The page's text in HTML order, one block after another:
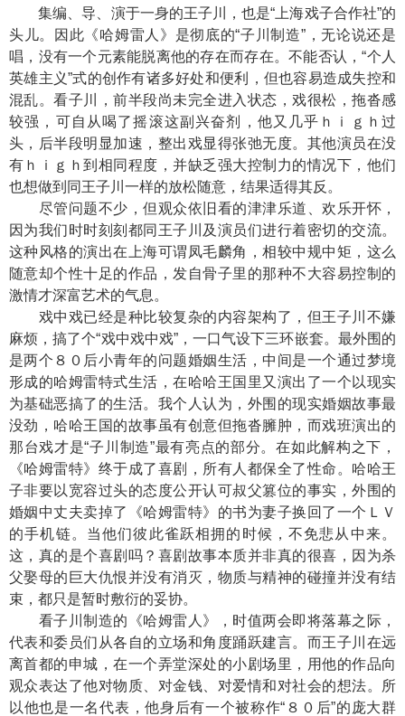
集编、导、演于一身的王子川，也是“上海戏子合作社”的
头儿。因此《哈姆雷人》是彻底的“子川制造”，无论说还是
唱，没有一个元素能脱离他的存在而存在。不能否认，“个人
英雄主义”式的创作有诸多好处和便利，但也容易造成失控和
混乱。看子川，前半段尚未完全进入状态，戏很松，拖沓感
较强，可自从喝了摇滚这副兴奋剂，他又几乎ｈｉｇｈ过
头，后半段明显加速，整出戏显得张弛无度。其他演员在没
有ｈｉｇｈ到相同程度，并缺乏强大控制力的情况下，他们
也想做到同王子川一样的放松随意，结果适得其反。
尽管问题不少，但观众依旧看的津津乐道、欢乐开怀，
因为我们时时刻刻都同王子川及演员们进行着密切的交流。
这种风格的演出在上海可谓凤毛麟角，相较中规中矩，这么
随意却个性十足的作品，发自骨子里的那种不大容易控制的
激情才深富艺术的气息。
戏中戏已经是种比较复杂的内容架构了，但王子川不嫌
麻烦，搞了个“戏中戏中戏”，一口气设下三环嵌套。最外围的
是两个８０后小青年的问题婚姻生活，中间是一个通过梦境
形成的哈姆雷特式生活，在哈哈王国里又演出了一个以现实
为基础恶搞了的生活。我个人认为，外围的现实婚姻故事最
没劲，哈哈王国的故事虽有创意但拖沓臃肿，而戏班演出的
那台戏才是“子川制造”最有亮点的部分。在如此解构之下，
《哈姆雷特》终于成了喜剧，所有人都保全了性命。哈哈王
子非要以宽容过头的态度公开认可叔父篡位的事实，外围的
婚姻中丈夫卖掉了《哈姆雷特》的书为妻子换回了一个ＬＶ
的手机链。当他们彼此雀跃相拥的时候，不免悲从中来。
这，真的是个喜剧吗？喜剧故事本质并非真的很喜，因为杀
父娶母的巨大仇恨并没有消灭，物质与精神的碰撞并没有结
束，都只是暂时敷衍的妥协。
看子川制造的《哈姆雷人》，时值两会即将落幕之际，
代表和委员们从各自的立场和角度踊跃建言。而王子川在远
离首都的申城，在一个弄堂深处的小剧场里，用他的作品向
观众表达了他对物质、对金钱、对爱情和对社会的想法。所
以他也是一名代表，他身后有一个被称作“８０后”的庞大群